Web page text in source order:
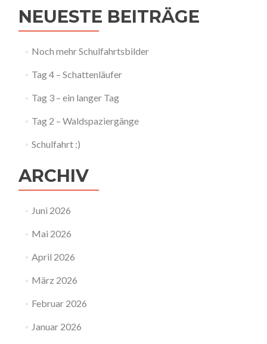
NEUESTE BEITRÄGE
Noch mehr Schulfahrtsbilder
Tag 4 – Schattenläufer
Tag 3 – ein langer Tag
Tag 2 – Waldspaziergänge
Schulfahrt :)
ARCHIV
Juni 2026
Mai 2026
April 2026
März 2026
Februar 2026
Januar 2026